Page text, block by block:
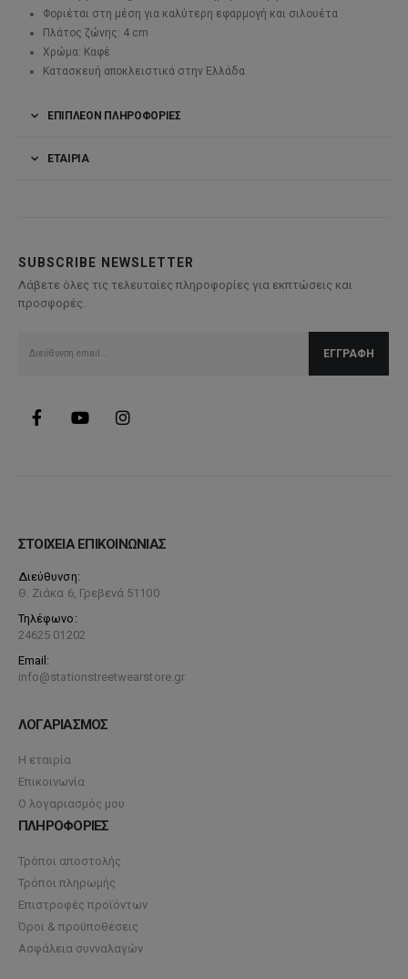
Φοριέται στη μέση για καλύτερη εφαρμογή και σιλουέτα
Πλάτος ζώνης: 4 cm
Χρώμα: Καφέ
Κατασκευή αποκλειστικά στην Ελλάδα
ΕΠΙΠΛΈΟΝ ΠΛΗΡΟΦΟΡΊΕΣ
ΕΤΑΙΡΊΑ
SUBSCRIBE NEWSLETTER
Λάβετε όλες τις τελευταίες πληροφορίες για εκπτώσεις και
προσφορές.
ΣΤΟΙΧΕΙΑ ΕΠΙΚΟΙΝΩΝΙΑΣ
Διεύθυνση:
Θ. Ζιάκα 6, Γρεβενά 51100
Τηλέφωνο:
24625 01202
Email:
info@stationstreetwearstore.gr
ΛΟΓΑΡΙΑΣΜΟΣ
Η εταιρία
Επικοινωνία
Ο λογαριασμός μου
ΠΛΗΡΟΦΟΡΙΕΣ
Τρόποι αποστολής
Τρόποι πληρωμής
Επιστροφές προϊόντων
Όροι & προϋποθέσεις
Ασφάλεια συνναλαγών